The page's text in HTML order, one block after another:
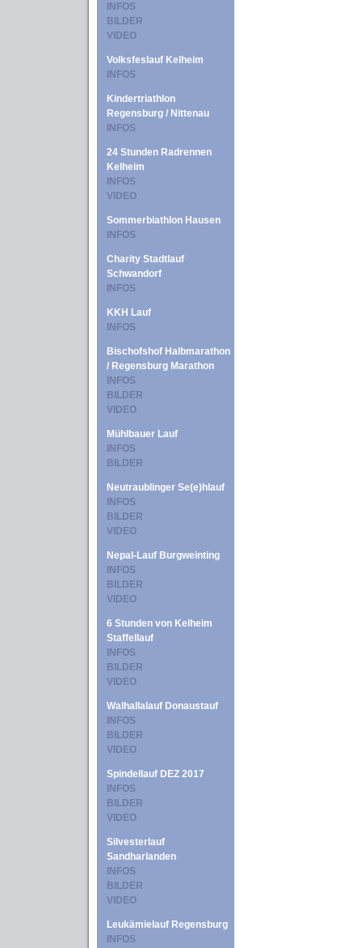
INFOS
BILDER
VIDEO
Volksfeslauf Kelheim
INFOS
Kindertriathlon
Regensburg / Nittenau
INFOS
24 Stunden Radrennen
Kelheim
INFOS
VIDEO
Sommerbiathlon Hausen
INFOS
Charity Stadtlauf
Schwandorf
INFOS
KKH Lauf
INFOS
Bischofshof Halbmarathon
/ Regensburg Marathon
INFOS
BILDER
VIDEO
Mühlbauer Lauf
INFOS
BILDER
Neutraublinger Se(e)hlauf
INFOS
BILDER
VIDEO
Nepal-Lauf Burgweinting
INFOS
BILDER
VIDEO
6 Stunden von Kelheim
Staffellauf
INFOS
BILDER
VIDEO
Walhallalauf Donaustauf
INFOS
BILDER
VIDEO
Spindellauf DEZ 2017
INFOS
BILDER
VIDEO
Silvesterlauf
Sandharlanden
INFOS
BILDER
VIDEO
Leukämielauf Regensburg
INFOS